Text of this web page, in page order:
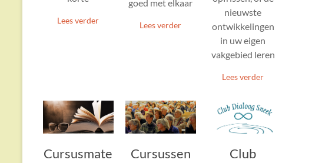
Lees verder
goed met elkaar
Lees verder
nieuwste
ontwikkelingen
in uw eigen
vakgebied leren
Lees verder
Cursusmate
Cursussen
Club